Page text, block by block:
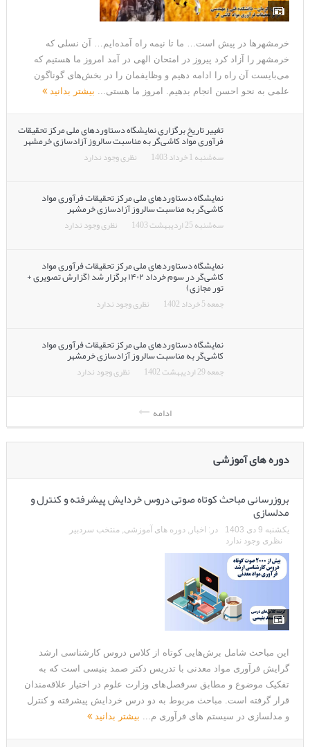
خرمشهرها در پیش است… ما تا نیمه راه آمده‌ایم… آن نسلی که
خرمشهر را آزاد کرد پیروز در امتحان الهی در آمد امروز ما هستیم که
می‌بایست آن راه را ادامه دهیم و وظایفمان را در بخش‌های گوناگون
علمی به نحو احسن انجام بدهیم. امروز ما هستی... بیشتر بدانید
تغییر تاریخ برگزاری نمایشگاه دستاوردهای ملی مرکز تحقیقات
فرآوری مواد کاشی‌گر به مناسبت سالروز آزادسازی خرمشهر
سه‌شنبه 1 خرداد 1403 نظری وجود ندارد
نمایشگاه دستاوردهای ملی مرکز تحقیقات فرآوری مواد
کاشی‌گر به مناسبت سالروز آزادسازی خرمشهر
سه‌شنبه 25 اردیبهشت 1403 نظری وجود ندارد
نمایشگاه دستاوردهای ملی مرکز تحقیقات فرآوری مواد
کاشی‌گر در سوم خرداد ۱۴۰۲ برگزار شد (گزارش تصویری +
تور مجازی)
جمعه 5 خرداد 1402 نظری وجود ندارد
نمایشگاه دستاوردهای ملی مرکز تحقیقات فرآوری مواد
کاشی‌گر به مناسبت سالروز آزادسازی خرمشهر
جمعه 29 اردیبهشت 1402 نظری وجود ندارد
ادامه
دوره های آموزشی
بروزرسانی مباحث کوتاه صوتی دروس خردایش پیشرفته و کنترل و
مدلسازی
یکشنبه 9 دی 1403 در: اخبار, دوره های آموزشی, منتخب سردبیر
نظری وجود ندارد
این مباحث شامل برش‌هایی کوتاه از کلاس دروس کارشناسی ارشد
گرایش فرآوری مواد معدنی با تدریس دکتر صمد بنیسی است که به
تفکیک موضوع و مطابق سرفصل‌های وزارت علوم در اختیار علاقه‌مندان
قرار گرفته است. مباحث مربوط به دو درس خردایش پیشرفته و کنترل
و مدلسازی در سیستم های فرآوری م... بیشتر بدانید